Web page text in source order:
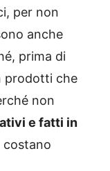
per non
anche
prima di
prodotti che
non
e fatti in
costano